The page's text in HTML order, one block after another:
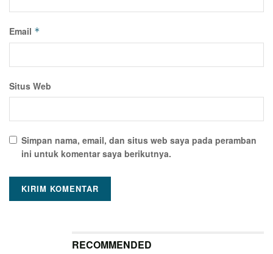
Email *
Situs Web
Simpan nama, email, dan situs web saya pada peramban
ini untuk komentar saya berikutnya.
RECOMMENDED